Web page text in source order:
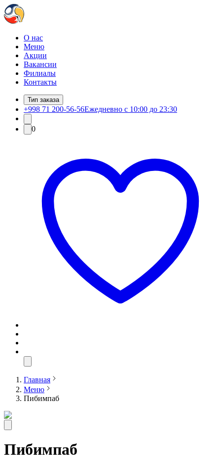
О нас
Меню
Акции
Вакансии
Филиалы
Контакты
Тип заказа
+998 71 200-56-56Ежедневно с 10:00 до 23:30
0
Главная
Меню
Пибимпаб
Пибимпаб